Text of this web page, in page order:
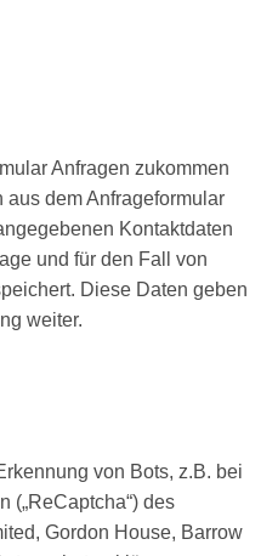
Anfragen zukommen
aus dem Anfrageformular
Kontaktdaten
und für den Fall von
Diese Daten geben
weiter.
von Bots, z.B. bei
(„ReCaptcha“) des
Gordon House, Barrow